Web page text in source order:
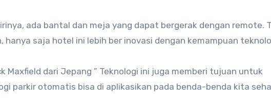
ada bantal dan meja yang dapat bergerak dengan remote.
saja hotel ini lebih ber inovasi dengan kemampuan
Maxfield dari Jepang ” Teknologi ini juga memberi tujuan untuk
parkir otomatis bisa di aplikasikan pada benda-benda kita